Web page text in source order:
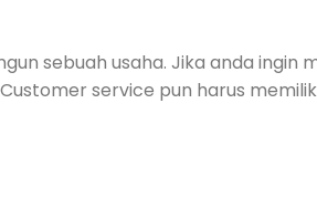
sebuah usaha. Jika anda ingin
service pun harus